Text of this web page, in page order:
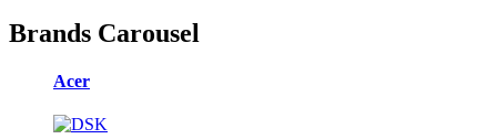
Brands Carousel
Acer